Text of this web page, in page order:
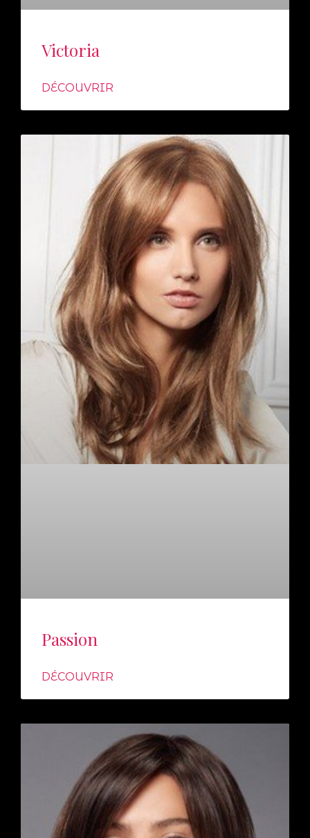
Victoria
DÉCOUVRIR
Passion
DÉCOUVRIR